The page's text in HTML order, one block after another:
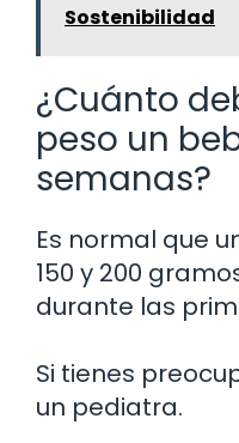
Sostenibilidad
¿Cuánto
peso un
semanas?
Es normal que
150 y 200
durante las
Si tienes
un pediatra.